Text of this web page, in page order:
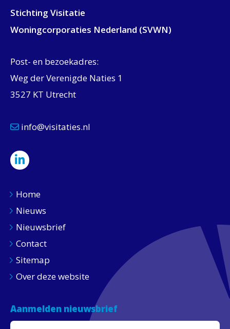
Stichting Visitatie
Woningcorporaties Nederland (SVWN)
Post- en bezoekadres:
Weg der Verenigde Naties 1
3527 KT Utrecht
info@visitaties.nl
Home
Nieuws
Nieuwsbrief
Contact
Sitemap
Over deze website
Aanmelden nieuwsbrief